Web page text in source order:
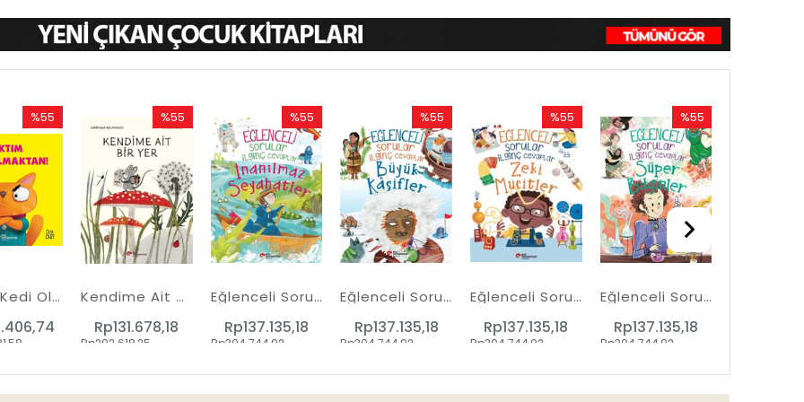
Bıktım Kedi Olmaktan!
%55
İndirim
%55İndirim
Kendime Ait Bir Yer
Rp131.678,18
Rp292.618,25
%55
İndirim
%55İndirim
Eğlenceli Sorular İlginç Cevaplar - İnanılmaz Seyahatler
Rp137.135,18
Rp304.744,92
%55
İndirim
%55İndirim
Eğlenceli Sorular İlginç Cevaplar - Büyük Kaşifler
Rp137.135,18
Rp304.744,92
%55
İndirim
%55İndirim
Eğlenceli Sorular İlginç Cevaplar - Zeki Mucitler
Rp137.135,18
Rp304.744,92
%55
İndirim
%55İndirim
Eğlenceli Sorular İlginç Cevaplar - Süper Bilginler
Rp137.135,18
Rp304.744,92
%55
İndirim
%55İndirim